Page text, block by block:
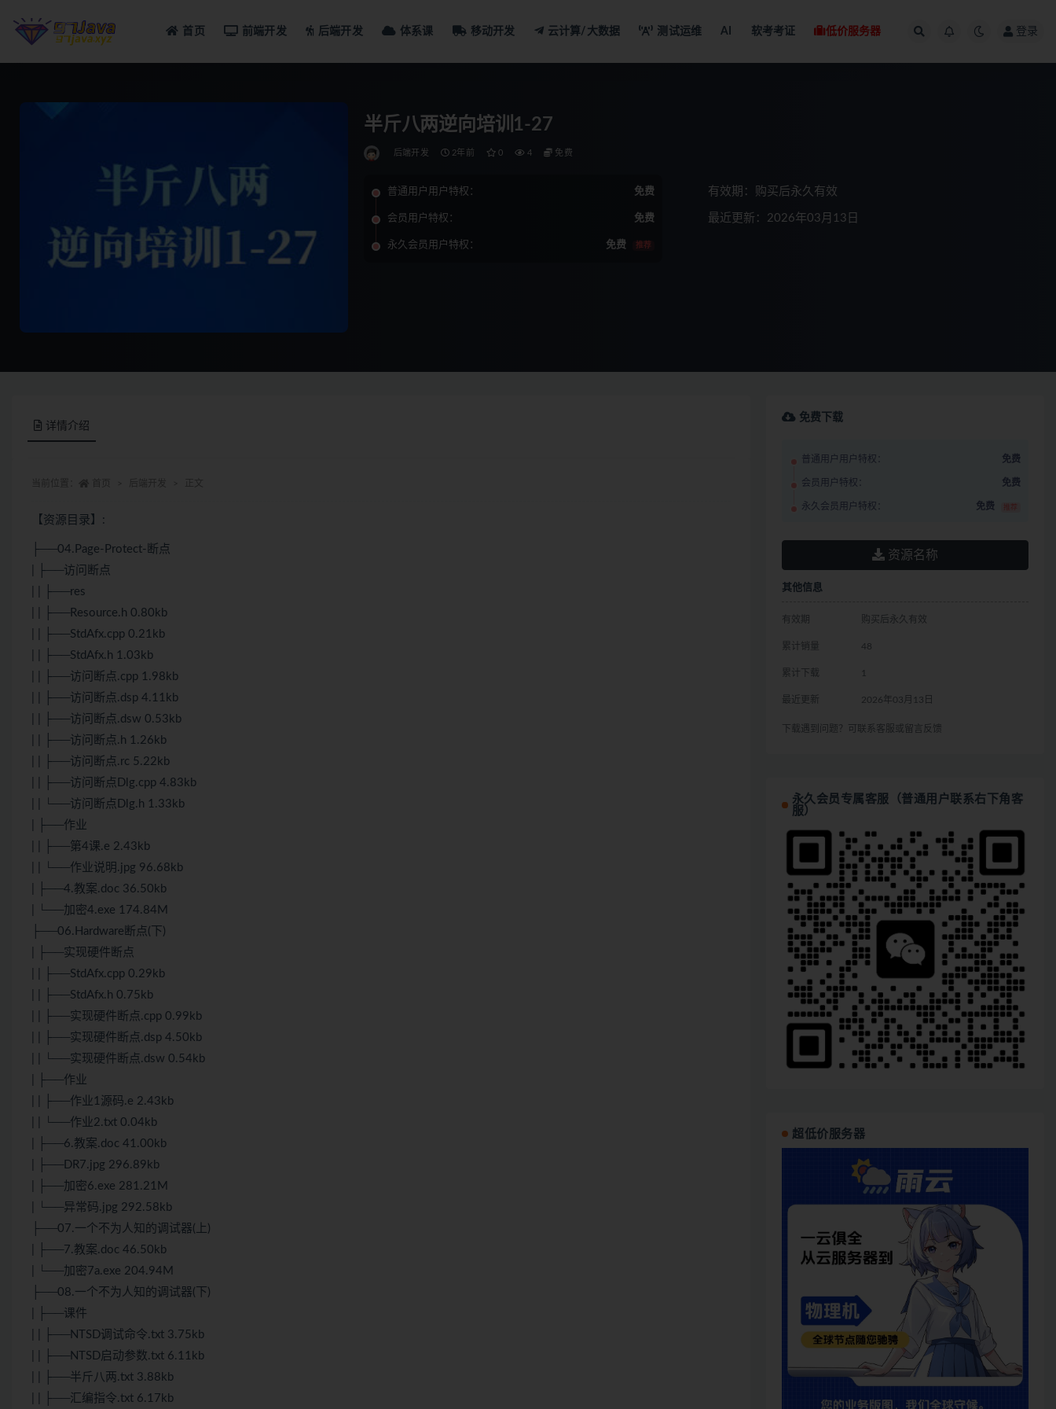
首页 前端开发 后端开发 体系课 移动开发 云计算/大数据 测试运维 AI 软考考证 低价服务器 登录
半斤八两逆向培训1-27
后端开发 2年前 0 4 免费
普通用户用户特权： 免费
会员用户特权： 免费
永久会员用户特权： 免费 推荐
有效期：购买后永久有效
最近更新：2026年03月13日
详情介绍
【资源目录】:
├──04.Page-Protect-断点
| ├──访问断点
| | ├──res
| | ├──Resource.h 0.80kb
| | ├──StdAfx.cpp 0.21kb
| | ├──StdAfx.h 1.03kb
| | ├──访问断点.cpp 1.98kb
| | ├──访问断点.dsp 4.11kb
| | ├──访问断点.dsw 0.53kb
| | ├──访问断点.h 1.26kb
| | ├──访问断点.rc 5.22kb
| | ├──访问断点Dlg.cpp 4.83kb
| | └──访问断点Dlg.h 1.33kb
| ├──作业
| | ├──第4课.e 2.43kb
| | └──作业说明.jpg 96.68kb
| ├──4.教案.doc 36.50kb
| └──加密4.exe 174.84M
├──06.Hardware断点(下)
| ├──实现硬件断点
| | ├──StdAfx.cpp 0.29kb
| | ├──StdAfx.h 0.75kb
| | ├──实现硬件断点.cpp 0.99kb
| | ├──实现硬件断点.dsp 4.50kb
| | └──实现硬件断点.dsw 0.54kb
| ├──作业
| | ├──作业1源码.e 2.43kb
| | └──作业2.txt 0.04kb
| ├──6.教案.doc 41.00kb
| ├──DR7.jpg 296.89kb
| ├──加密6.exe 281.21M
| └──异常码.jpg 292.58kb
├──07.一个不为人知的调试器(上)
| ├──7.教案.doc 46.50kb
| └──加密7a.exe 204.94M
├──08.一个不为人知的调试器(下)
| ├──课件
| | ├──NTSD调试命令.txt 3.75kb
| | ├──NTSD启动参数.txt 6.11kb
| | ├──半斤八两.txt 3.88kb
| | ├──汇编指令.txt 6.17kb
免费下载
普通用户用户特权： 免费
会员用户特权： 免费
永久会员用户特权： 免费 推荐
资源名称
其他信息
有效期 购买后永久有效
累计销量 48
累计下载 1
最近更新 2026年03月13日
下载遇到问题？可联系客服或留言反馈
永久会员专属客服（普通用户联系右下角客
服）
超低价服务器